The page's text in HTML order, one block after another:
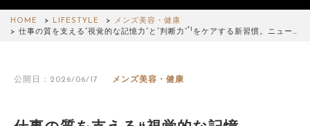
HOME LIFESTYLE
メンズ美容・健康
仕事の質を支える“視覚的な記憶力”と“判断力”*1 をケアする新習慣。ニュー…
公開日：2026/06/17 メンズ美容・健康